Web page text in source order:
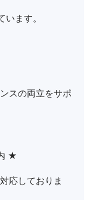
ます。
スの両立をサポ
★
応しておりま